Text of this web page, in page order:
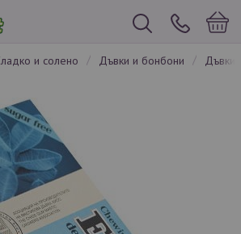
сладко и солено дъвки и бонбони